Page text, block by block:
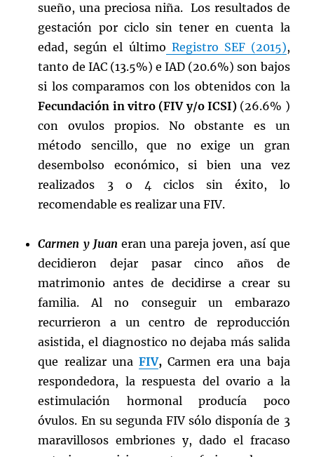
sueño, una preciosa niña. Los resultados de
gestación por ciclo sin tener en cuenta la
edad, según el último Registro SEF (2015),
tanto de IAC (13.5%) e IAD (20.6%) son bajos
si los comparamos con los obtenidos con la
Fecundación in vitro (FIV y/o ICSI)(26.6% )
con ovulos propios. No obstante es un
método sencillo, que no exige un gran
desembolso económico, si bien una vez
realizados 3 o 4 ciclos sin éxito, lo
recomendable es realizar una FIV.
Carmen y Juaneran una pareja joven, así que
decidieron dejar pasar cinco años de
matrimonio antes de decidirse a crear su
familia. Al no conseguir un embarazo
recurrieron a un centro de reproducción
asistida, el diagnostico no dejaba más salida
que realizar una FIV,Carmen era una baja
respondedora, la respuesta del ovario a la
estimulación hormonal producía poco
óvulos. En su segunda FIV sólo disponía de 3
maravillosos embriones y, dado el fracaso